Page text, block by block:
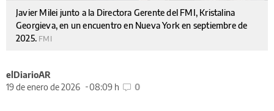
Javier Milei junto a la Directora Gerente del FMI, Kristalina
Georgieva, en un encuentro en Nueva York en septiembre de
2025. FMI
elDiarioAR
19 de enero de 2026
08:09 h 0